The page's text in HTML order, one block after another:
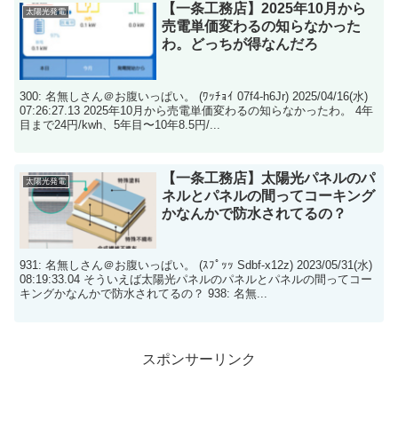
太陽光発電
【一条工務店】2025年10月から
売電単価変わるの知らなかった
わ。どっちが得なんだろ
300: 名無しさん＠お腹いっぱい。 (ﾜｯﾁｮｲ 07f4-h6Jr) 2025/04/16(水)
07:26:27.13 2025年10月から売電単価変わるの知らなかったわ。 4年
目まで24円/kwh、5年目〜10年8.5円/...
太陽光発電
【一条工務店】太陽光パネルのパ
ネルとパネルの間ってコーキング
かなんかで防水されてるの？
931: 名無しさん＠お腹いっぱい。 (ｽﾌﾟｯｯ Sdbf-x12z) 2023/05/31(水)
08:19:33.04 そういえば太陽光パネルのパネルとパネルの間ってコー
キングかなんかで防水されてるの？ 938: 名無...
スポンサーリンク